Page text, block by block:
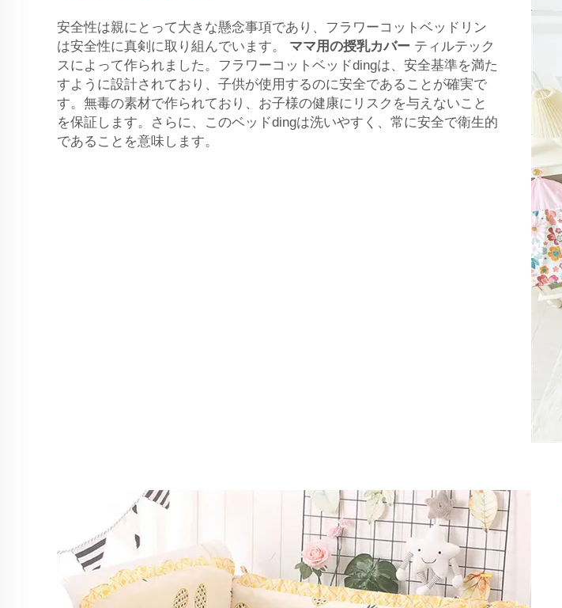
安全性は親にとって大きな懸念事項であり、フラワーコットベッドリン
は安全性に真剣に取り組んでいます。 ママ用の授乳カバー ティルテック
スによって作られました。フラワーコットベッドdingは、安全基準を満た
すように設計されており、子供が使用するのに安全であることが確実で
す。無毒の素材で作られており、お子様の健康にリスクを与えないこと
を保証します。さらに、このベッドdingは洗いやすく、常に安全で衛生的
であることを意味します。